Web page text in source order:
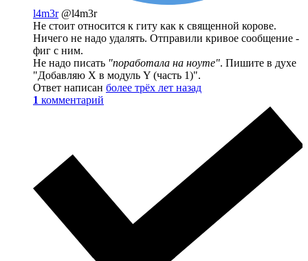
l4m3r @l4m3r
Не стоит относится к гиту как к священной корове.
Ничего не надо удалять. Отправили кривое сообщение -
фиг с ним.
Не надо писать "поработала на ноуте". Пишите в духе
"Добавляю X в модуль Y (часть 1)".
Ответ написан более трёх лет назад
1 комментарий